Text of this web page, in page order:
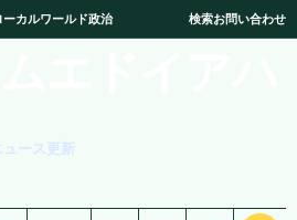
ーカルワールド政治 検索お問い合わせ
ース更新